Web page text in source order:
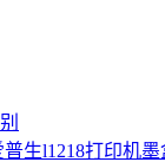
普生l1218打印机